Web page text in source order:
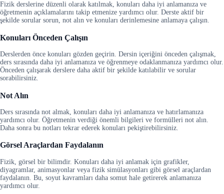
Fizik derslerine düzenli olarak katılmak, konuları daha iyi anlamanıza ve
öğretmenin açıklamalarını takip etmenize yardımcı olur. Derste aktif bir
şekilde sorular sorun, not alın ve konuları derinlemesine anlamaya çalışın.
Konuları Önceden Çalışın
Derslerden önce konuları gözden geçirin. Dersin içeriğini önceden çalışmak,
ders sırasında daha iyi anlamanıza ve öğrenmeye odaklanmanıza yardımcı olur.
Önceden çalışarak derslere daha aktif bir şekilde katılabilir ve sorular
sorabilirsiniz.
Not Alın
Ders sırasında not almak, konuları daha iyi anlamanıza ve hatırlamanıza
yardımcı olur. Öğretmenin verdiği önemli bilgileri ve formülleri not alın.
Daha sonra bu notları tekrar ederek konuları pekiştirebilirsiniz.
Görsel Araçlardan Faydalanın
Fizik, görsel bir bilimdir. Konuları daha iyi anlamak için grafikler,
diyagramlar, animasyonlar veya fizik simülasyonları gibi görsel araçlardan
faydalanın. Bu, soyut kavramları daha somut hale getirerek anlamanıza
yardımcı olur.